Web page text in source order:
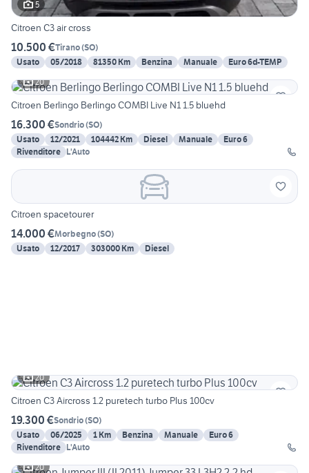
5
Citroen C3 air cross
10.500 €Tirano(SO)
Usato
05/2018 81350 Km Benzina Manuale
Euro 6d-TEMP
20
Citroen Berlingo Berlingo COMBI Live N1 1.5 bluehd
16.300 €Sondrio(SO)
Usato
12/2021 104442 Km Diesel Manuale
Euro 6
Rivenditore L'Auto
Citroen spacetourer
14.000 €Morbegno(SO)
Usato
12/2017 303000 Km Diesel
20
Citroen C3 Aircross 1.2 puretech turbo Plus 100cv
19.300 €Sondrio(SO)
Usato
06/2025 1 Km Benzina Manuale
Euro 6
Rivenditore L'Auto
20